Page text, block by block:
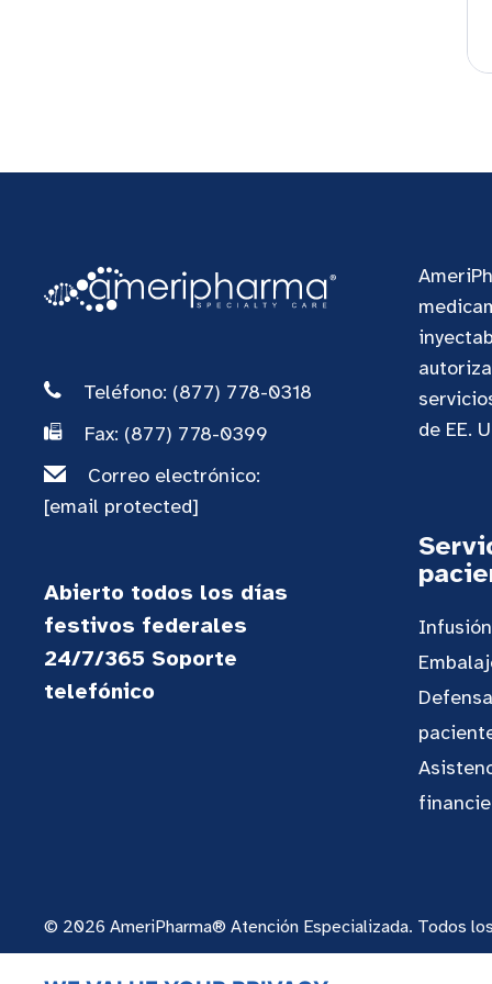
Teléfono: (877) 778-0318
Fax: (877) 778-0399
Correo electrónico:
[email protected]
Abierto todos los días
festivos federales
24/7/365 Soporte
telefónico
de EE.
© 2026 AmeriPharma® Atención Especializada. Todos